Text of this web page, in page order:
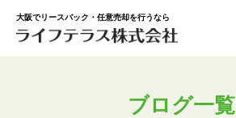
大阪でリースバック・任意売却を行うなら
ブログ一覧